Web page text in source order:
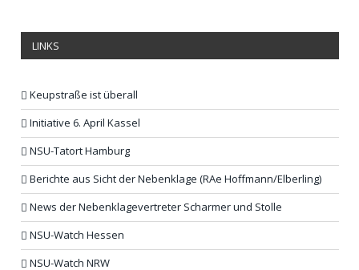
LINKS
Keupstraße ist überall
Initiative 6. April Kassel
NSU-Tatort Hamburg
Berichte aus Sicht der Nebenklage (RAe Hoffmann/Elberling)
News der Nebenklagevertreter Scharmer und Stolle
NSU-Watch Hessen
NSU-Watch NRW